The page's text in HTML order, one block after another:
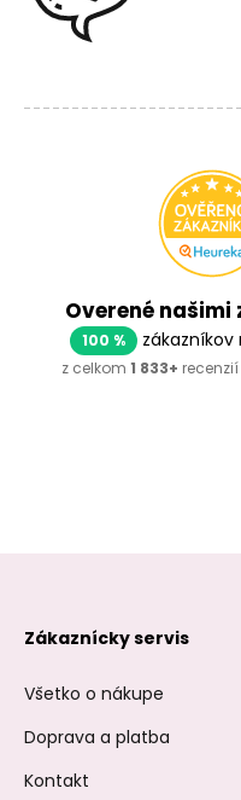
Overené našimi
100 % zákazníkov
z celkom 1 833+
Zákaznícky servis
Všetko o nákupe
Doprava a platba
Kontakt